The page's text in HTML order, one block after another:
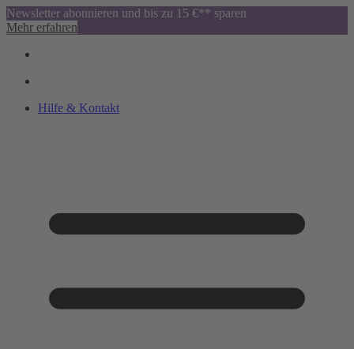
Newsletter abonnieren und bis zu 15 €** sparen
Mehr erfahren
Hilfe & Kontakt